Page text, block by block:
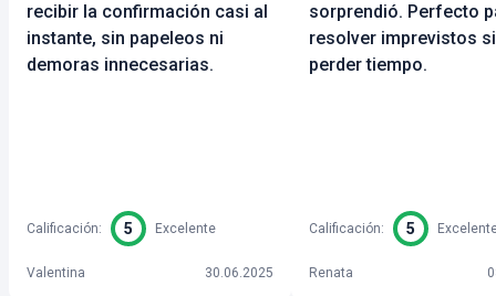
recibir la confirmación casi al
instante, sin papeleos ni
demoras innecesarias.
Calificación: 5 Excelente
Valentina 30.06.2025
sorprendió. Perfecto
resolver imprevistos
perder tiempo.
Calificación: 5
Renata